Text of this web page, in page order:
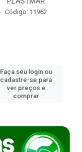
Código: 11962
Faça seu login ou
cadastre-se para
ver preços e
comprar